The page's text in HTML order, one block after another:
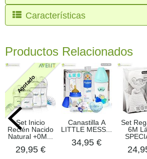
Características
Productos Relacionados
Agotado
Set Inicio
Recién Nacido
Natural +0M...
29,95 €
Canastilla A
LITTLE MESS...
34,95 €
Set
6M